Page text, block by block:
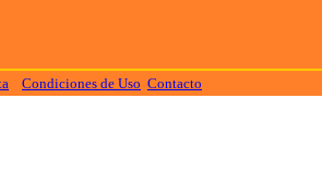
Condiciones de Uso Contacto